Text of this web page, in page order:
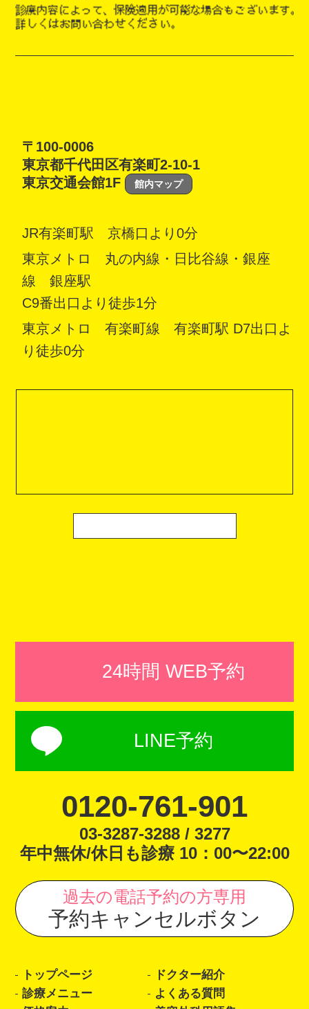
〒100-0006
東京都千代田区有楽町2-10-1
東京交通会館1F
館内マップ
JR有楽町駅 京橋口より0分
東京メトロ 丸の内線・日比谷線・銀座
線 銀座駅
C9番出口より徒歩1分
東京メトロ 有楽町線 有楽町駅 D7出口よ
り徒歩0分
24時間 WEB予約
LINE予約
0120-761-901
03-3287-3288 / 3277
年中無休/休日も診療 10：00〜22:00
過去の電話予約の方専用
予約キャンセルボタン
トップページ
ドクター紹介
診療メニュー
よくある質問